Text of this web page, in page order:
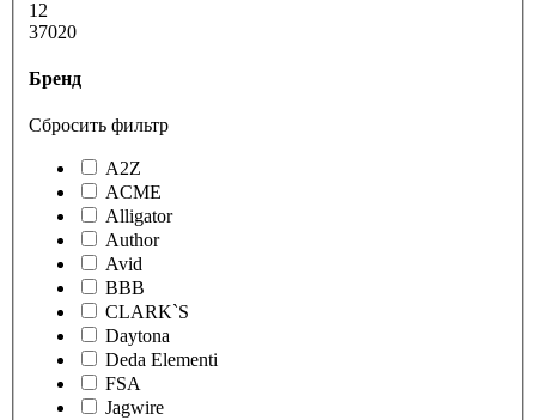
12
37020
Бренд
Сбросить фильтр
A2Z
ACME
Alligator
Author
Avid
BBB
CLARK`S
Daytona
Deda Elementi
FSA
Jagwire